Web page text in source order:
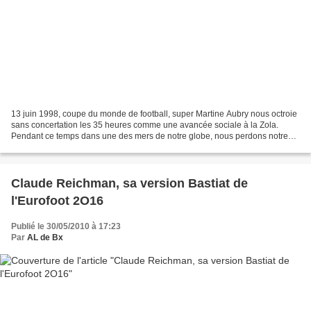
13 juin 1998, coupe du monde de football, super Martine Aubry nous octroie
sans concertation les 35 heures comme une avancée sociale à la Zola.
Pendant ce temps dans une des mers de notre globe, nous perdons notre
Claude Reichman, sa version Bastiat de
l'Eurofoot 2O16
Publié le 30/05/2010 à 17:23
Par AL de Bx